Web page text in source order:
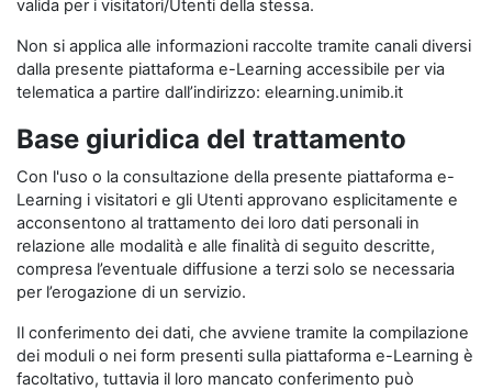
valida per i visitatori/Utenti della stessa.
Non si applica alle informazioni raccolte tramite canali diversi
dalla presente piattaforma e-Learning accessibile per via
telematica a partire dall’indirizzo: elearning.unimib.it
Base giuridica del trattamento
Con l'uso o la consultazione della presente piattaforma e-
Learning i visitatori e gli Utenti approvano esplicitamente e
acconsentono al trattamento dei loro dati personali in
relazione alle modalità e alle finalità di seguito descritte,
compresa l’eventuale diffusione a terzi solo se necessaria
per l’erogazione di un servizio.
Il conferimento dei dati, che avviene tramite la compilazione
dei moduli o nei form presenti sulla piattaforma e-Learning è
facoltativo, tuttavia il loro mancato conferimento può